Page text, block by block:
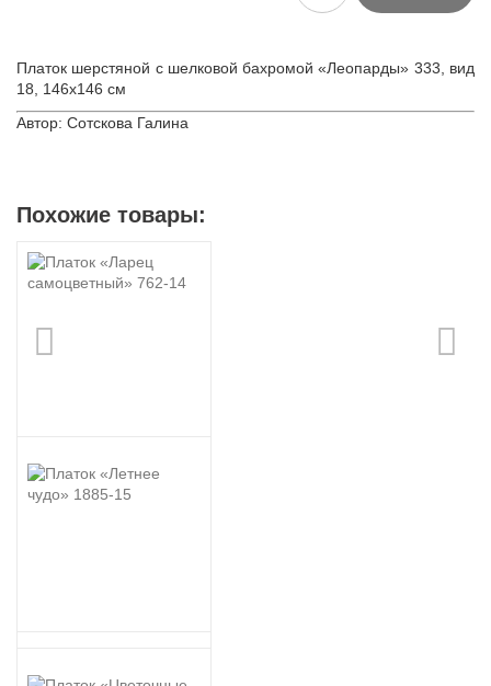
Платок шерстяной с шелковой бахромой «Леопарды» 333, вид
18, 146х146 см
Автор: Сотскова Галина
Похожие товары: